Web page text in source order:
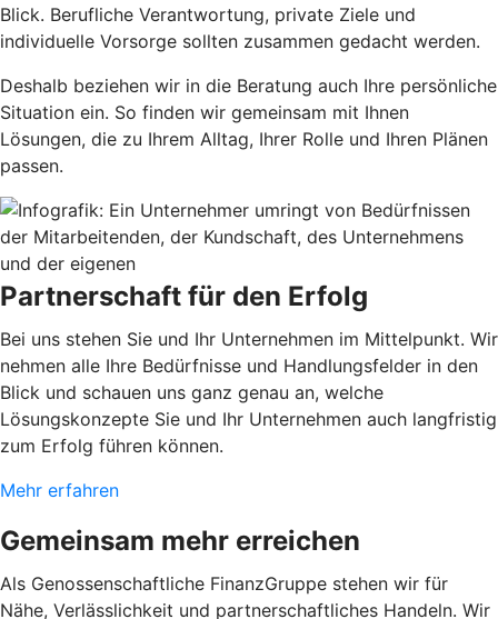
Blick. Berufliche Verantwortung, private Ziele und
individuelle Vorsorge sollten zusammen gedacht werden.
Deshalb beziehen wir in die Beratung auch Ihre persönliche
Situation ein. So finden wir gemeinsam mit Ihnen
Lösungen, die zu Ihrem Alltag, Ihrer Rolle und Ihren Plänen
passen.
Partnerschaft für den Erfolg
Bei uns stehen Sie und Ihr Unternehmen im Mittelpunkt. Wir
nehmen alle Ihre Bedürfnisse und Handlungsfelder in den
Blick und schauen uns ganz genau an, welche
Lösungskonzepte Sie und Ihr Unternehmen auch langfristig
zum Erfolg führen können.
Mehr erfahren
Gemeinsam mehr erreichen
Als Genossenschaftliche FinanzGruppe stehen wir für
Nähe, Verlässlichkeit und partnerschaftliches Handeln. Wir